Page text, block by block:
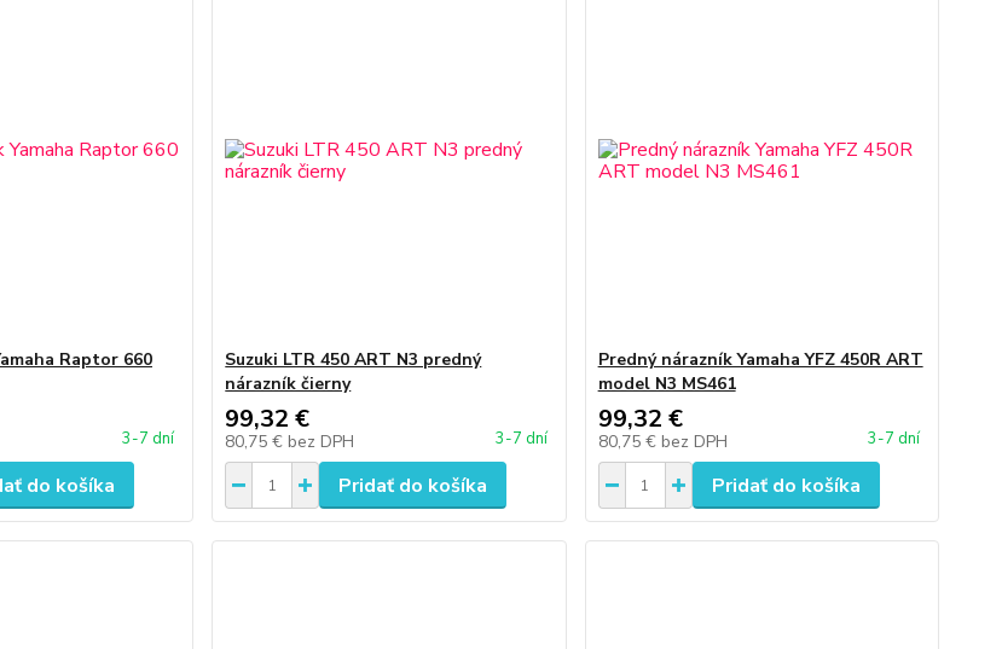
Raptor 660
3-7 dní
do košíka
Suzuki LTR 450 ART N3 predný
nárazník čierny
99,32 €
80,75 € bez DPH 3-7 dní
Pridať do košíka
Predný nárazník Yamaha YFZ 450R ART
model N3 MS461
99,32 €
80,75 € bez DPH 3-7 dní
Pridať do košíka